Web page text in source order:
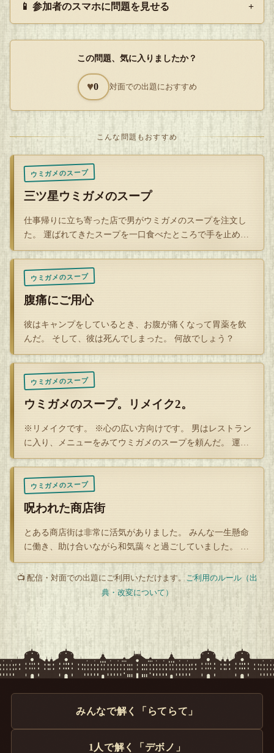
一人の男はコレを固辞。当然、その男はみるみる衰弱してい
男にスープを飲ませ、救難まで生き延びさせた。
しかし、レストランで明らかに味の違う
この 「本物の海がめのスープ」に直面し
そのすべてを悟り、死に至る。
— すべてはここから始まった。
Q
📱 参加者のスマホに問題を見せる +
この問題、気に入りましたか？
♥0 対面での出題におすすめ
こんな問題もおすすめ
ウミガメのスープ
三ツ星ウミガメのスープ
仕事帰りに立ち寄った店で男がウミガメのスープを注文し
た。 運ばれてきたスープを一口食べたところで手を止め、
シェフを呼んだ…
ウミガメのスープ
腹痛にご用心
彼はキャンプをしているとき、お腹が痛くなって胃薬を飲
んだ。 そして、彼は死んでしまった。 何故でしょう？
ウミガメのスープ
ウミガメのスープ。リメイク2。
※リメイクです。 ※心の広い方向けです。 男はレストラン
に入り、メニューをみてウミガメのスープを頼んだ。 運ば
れてきたス…
ウミガメのスープ
呪われた商店街
とある商店街は非常に活気がありました。 みんな一生懸命
に働き、助け合いながら和気藹々と過ごしていました。 け
れど、ある日…
📺 配信・対面での出題にご利用いただけます。 ご利用のルール（出
典・改変について）
みんなで解く「らてらて」
1人で解く「デボノ」